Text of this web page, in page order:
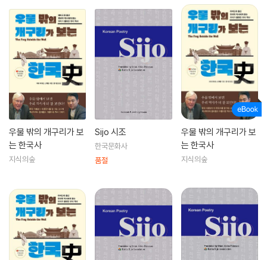
우물 밖의 개구리가 보
는 한국사
지식의숲
Sijo 시조
한국문화사
품절
우물 밖의 개구리가 보
는 한국사
지식의숲